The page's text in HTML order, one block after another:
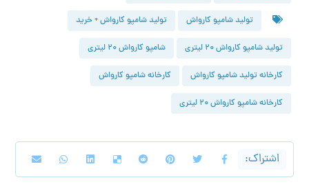
تولید شامپو کارواش تولید شامپو کارواش + خرید
تولید شامپو کارواش ۲۰ لیتری شامپو کارواش ۲۰ لیتری
کارخانه تولید شامپو کارواش کارخانه شامپو کارواش
کارخانه شامپو کارواش ۲۰ لیتری